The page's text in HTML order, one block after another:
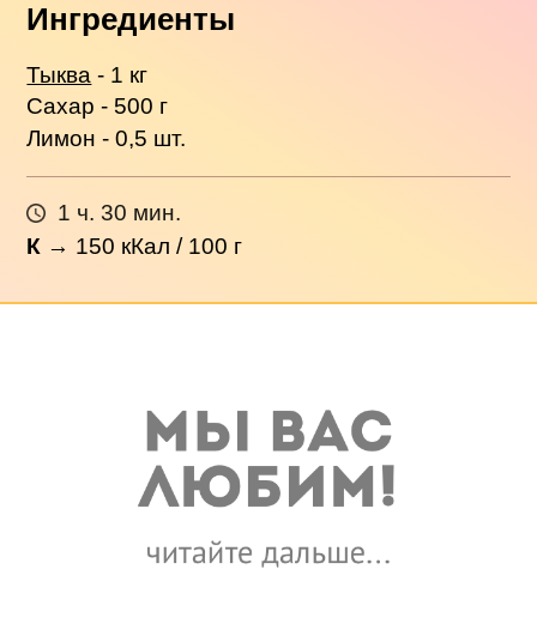
Ингредиенты
Тыква - 1 кг
Сахар - 500 г
Лимон - 0,5 шт.
1 ч. 30 мин.
К → 150 кКал / 100 г